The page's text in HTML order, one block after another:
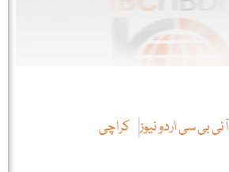
آئی بی سی اردو نیوز کراچی